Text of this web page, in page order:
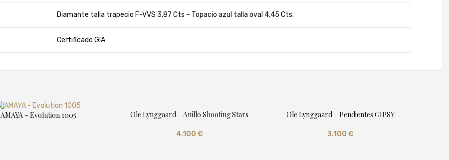
Diamante talla trapecio F-VVS 3,87 Cts – Topacio azul talla oval 4,45 Cts.
Certificado GIA
AMAYA – Evolution 1005 Ole Lynggaard – Anillo Shooting Stars
4.100 €
Ole Lynggaard – Pendientes GIPSY
3.100 €